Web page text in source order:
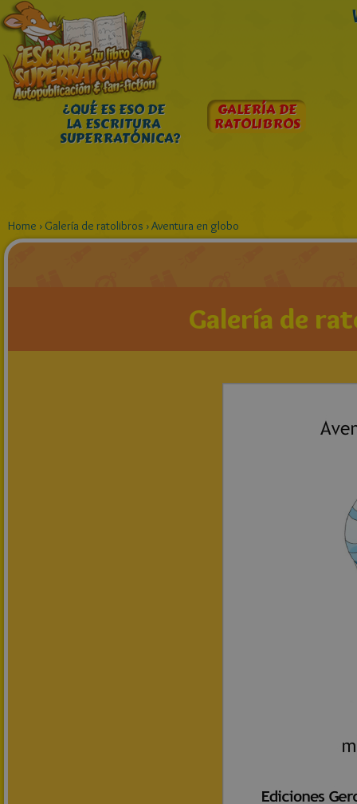
¿QUÉ ES ESO DE
LA ESCRITURA
SUPERRATÓNICA?
GALERÍA DE
RATOLIBROS
Home › Galería de ratolibros ›Aventura en globo
Galería de